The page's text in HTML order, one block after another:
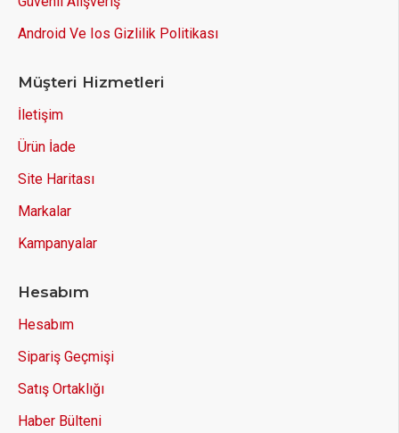
Android Ve Ios Gizlilik Politikası
Müşteri Hizmetleri
İletişim
Ürün İade
Site Haritası
Markalar
Kampanyalar
Hesabım
Hesabım
Sipariş Geçmişi
Satış Ortaklığı
Haber Bülteni